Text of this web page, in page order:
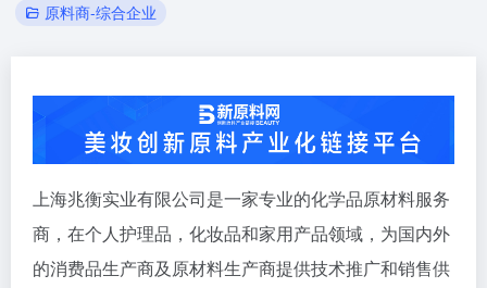
原料商-综合企业
上海兆衡实业有限公司是一家专业的化学品原材料服务
商，在个人护理品，化妆品和家用产品领域，为国内外
的消费品生产商及原材料生产商提供技术推广和销售供